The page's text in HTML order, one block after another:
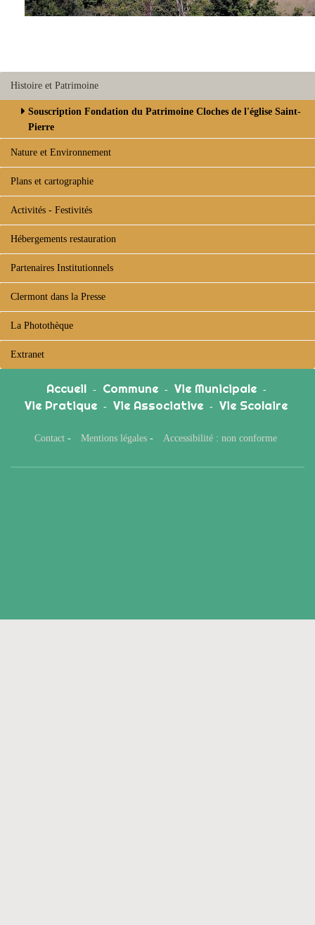
Histoire et Patrimoine
Souscription Fondation du Patrimoine Cloches de l'église Saint-
Pierre
Nature et Environnement
Plans et cartographie
Activités - Festivités
Hébergements restauration
Partenaires Institutionnels
Clermont dans la Presse
La Photothèque
Extranet
Accueil - Commune - Vie Municipale -
Vie Pratique - Vie Associative - Vie Scolaire
Contact - Mentions légales - Accessibilité : non conforme